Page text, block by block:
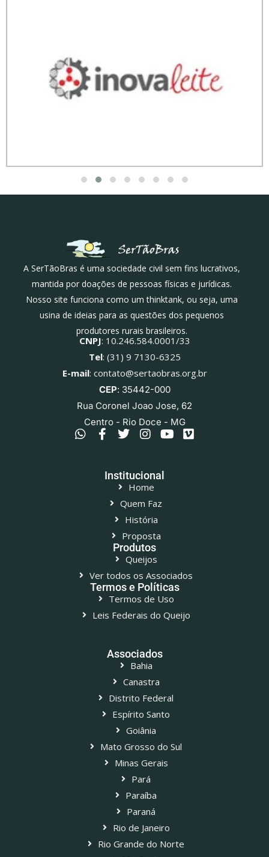
A SerTãoBras é uma sociedade civil sem fins lucrativos,
mantida por doações de pessoas físicas e jurídicas.
Nosso site funciona como um thinktank, ou seja, uma
usina de ideias para as questões dos pequenos
produtores rurais brasileiros.
CNPJ: 10.246.584.0001/33
Tel: (31) 9 7130-6325
E-mail: contato@sertaobras.org.br
CEP: 35442-000
Rua Coronel Joao Jose, 62
Centro - Rio Doce - MG
Institucional
Home
Quem Faz
História
Proposta
Produtos
Queijos
Ver todos os Associados
Termos e Políticas
Termos de Uso
Leis Federais do Queijo
Associados
Bahia
Canastra
Distrito Federal
Espírito Santo
Goiânia
Mato Grosso do Sul
Minas Gerais
Pará
Paraíba
Paraná
Rio de Janeiro
Rio Grande do Norte